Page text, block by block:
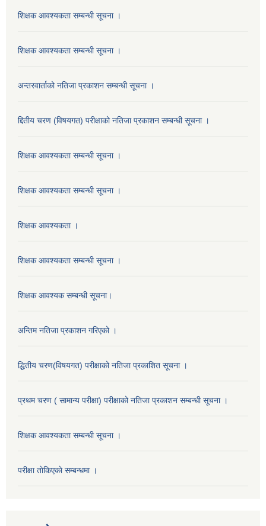
शिक्षक आवश्यकता सम्बन्धी सूचना ।
शिक्षक आवश्यकता सम्बन्धी सूचना ।
अन्तरवार्ताको नतिजा प्रकाशन सम्बन्धी सूचना ।
द्दितीय चरण (विषयगत) परीक्षाको नतिजा प्रकाशन सम्बन्धी सूचना ।
शिक्षक आवश्यकता सम्बन्धी सूचना ।
शिक्षक आवश्यकता सम्बन्धी सूचना ।
शिक्षक आवश्यकता ।
शिक्षक आवश्यकता सम्बन्धी सूचना ।
शिक्षक आवश्यक सम्बन्धी सूचना।
अन्तिम नतिजा प्रकाशन गरिएको ।
द्धितीय चरण(विषयगत) परीक्षाको नतिजा प्रकाशित सूचना ।
प्रथम चरण ( सामान्य परीक्षा) परीक्षाको नतिजा प्रकाशन सम्बन्धी सूचना ।
शिक्षक आवश्यकता सम्बन्धी सूचना ।
परीक्षा ताेकिएकाे सम्बन्धमा ।